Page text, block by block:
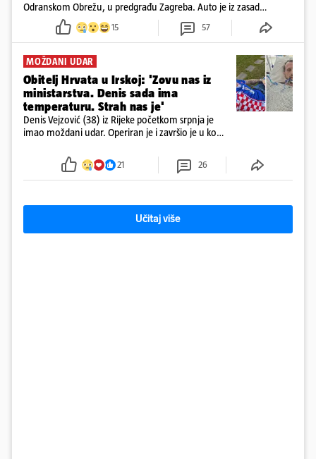
Odranskom Obrežu, u predgrađu Zagreba. Auto je iz zasad
neutvrđenih razloga sletio s kolnika, a od siline udara vozilo se
prepolovilo.
15 57
MOŽDANI UDAR
Obitelj Hrvata u Irskoj: 'Zovu nas iz
ministarstva. Denis sada ima
temperaturu. Strah nas je'
Denis Vejzović (38) iz Rijeke početkom srpnja je
imao moždani udar. Operiran je i završio je u komi.
tamošnji liječnici ne vjeruju u oporavak: 'Imamo
21 26
Učitaj više